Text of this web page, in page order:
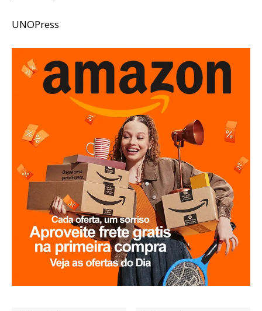
UNOPress